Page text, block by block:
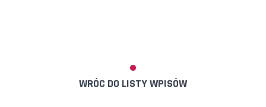
WRÓC DO LISTY WPISÓW